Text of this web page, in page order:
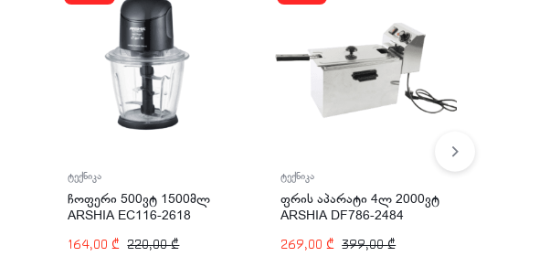
ტექნიკა
ჩოფერი 500ვტ 1500მლ
ARSHIA EC116-2618
164,00 ₾ 220,00₾
ტექნიკა
ფრის აპარატი 4ლ 2000ვტ
ARSHIA DF786-2484
269,00 ₾ 399,00₾